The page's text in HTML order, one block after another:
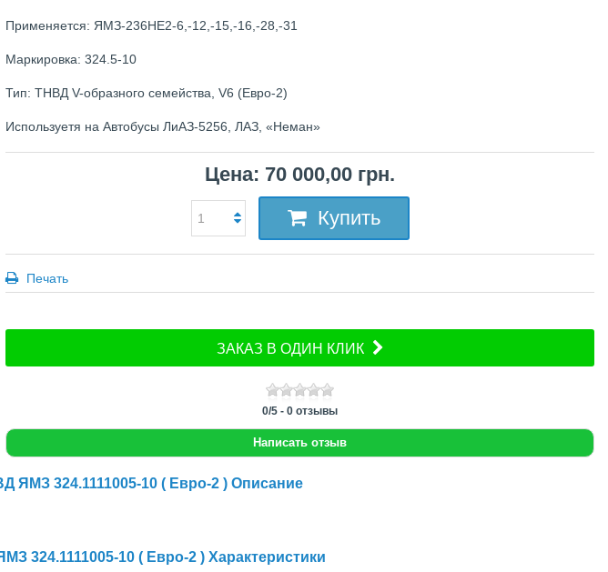
Применяется: ЯМЗ-236НЕ2-6, -12, -15, -16, -28,-31
Маркировка: 324.5-10
Тип: ТНВД V-образного семейства, V6 (Евро-2)
Используетя на Автобусы ЛиАЗ-5256, ЛАЗ, «Неман»
Цена: 70 000,00 грн.
Купить
Печать
ЗАКАЗ В ОДИН КЛИК
0/5 - 0 отзывы
Написать отзыв
ЯМЗ 324.1111005-10 ( Евро-2 ) Описание
324.1111005-10 ( Евро-2 ) Характеристики